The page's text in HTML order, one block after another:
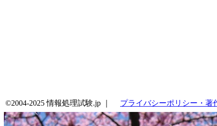
©2004-2025 情報処理試験.jp ｜ プライバシーポリシー・著